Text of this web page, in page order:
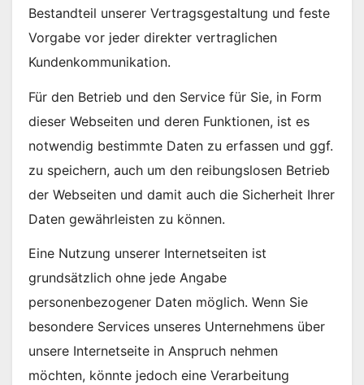
Bestandteil unserer Vertragsgestaltung und feste
Vorgabe vor jeder direkter vertraglichen
Kundenkommunikation.
Für den Betrieb und den Service für Sie, in Form
dieser Webseiten und deren Funktionen, ist es
notwendig bestimmte Daten zu erfassen und ggf.
zu speichern, auch um den reibungslosen Betrieb
der Webseiten und damit auch die Sicherheit Ihrer
Daten gewährleisten zu können.
Eine Nutzung unserer Internetseiten ist
grundsätzlich ohne jede Angabe
personenbezogener Daten möglich. Wenn Sie
besondere Services unseres Unternehmens über
unsere Internetseite in Anspruch nehmen
möchten, könnte jedoch eine Verarbeitung